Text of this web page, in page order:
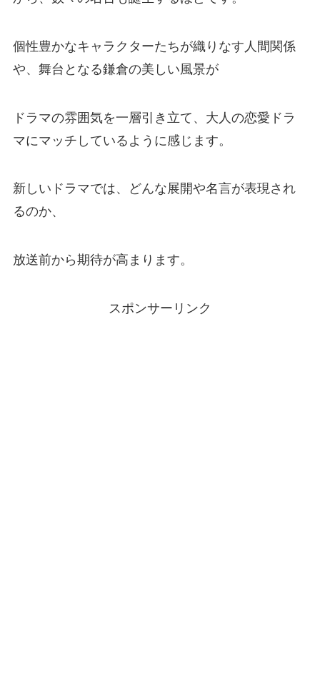
個性豊かなキャラクターたちが織りなす人間関係
や、舞台となる鎌倉の美しい風景が
ドラマの雰囲気を一層引き立て、大人の恋愛ドラ
マにマッチしているように感じます。
新しいドラマでは、どんな展開や名言が表現され
るのか、
放送前から期待が高まります。
スポンサーリンク